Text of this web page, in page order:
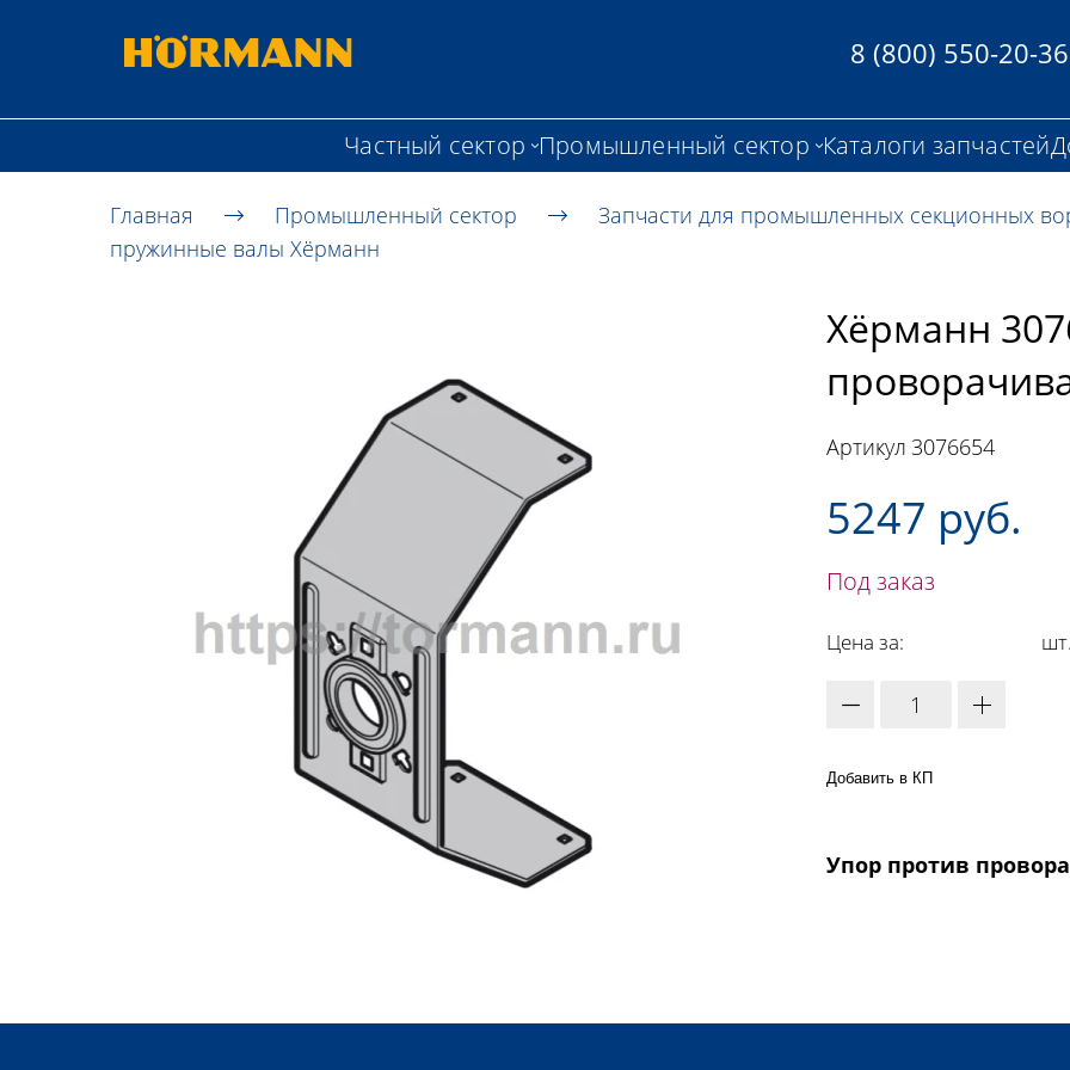
8 (800) 550-20-36
Частный сектор Промышленный сектор Каталоги запчастей
Главная Промышленный сектор Запчасти для промышленных секционных
пружинные валы Хёрманн
Хёрманн
Артикул 3076654
5247 руб.
Под заказ
Цена за: шт.
Добавить в КП
Упор против